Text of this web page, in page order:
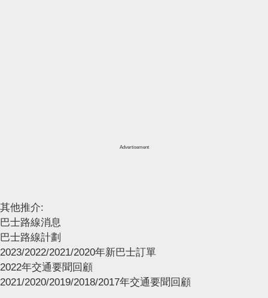
Advertisement
其他推介:
巴士路線消息
巴士路線計劃
2023/2022/2021/2020年新巴士訂單
2022年交通要聞回顧
2021/2020/2019/2018/2017年交通要聞回顧